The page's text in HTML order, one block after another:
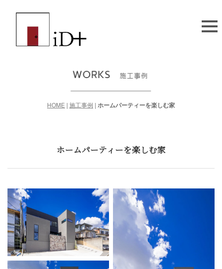
HOME | 施工事例 | ホームパーティーを楽しむ家
ホームパーティーを楽しむ家